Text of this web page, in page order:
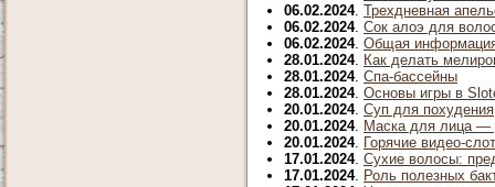
06.02.2024. Трехдневная
06.02.2024. Сок алоэ для
06.02.2024. Общая
28.01.2024. Как делать
28.01.2024. Спа-бассейны
28.01.2024. Основы игры в
20.01.2024. Суп для похудения
20.01.2024. Маска для лица —
20.01.2024. Горячие видео-
17.01.2024. Сухие волосы:
17.01.2024. Роль полезных